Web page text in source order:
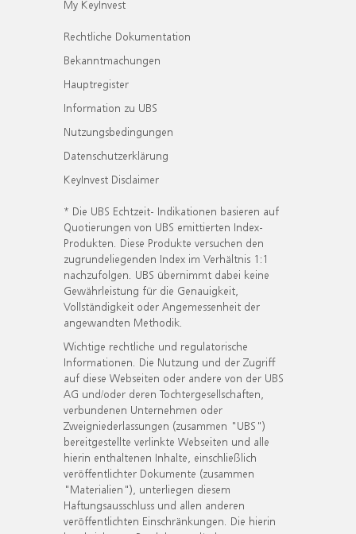
My KeyInvest
Rechtliche Dokumentation
Bekanntmachungen
Hauptregister
Information zu UBS
Nutzungsbedingungen
Datenschutzerklärung
KeyInvest Disclaimer
* Die UBS Echtzeit- Indikationen basieren auf
Quotierungen von UBS emittierten Index-
Produkten. Diese Produkte versuchen den
zugrundeliegenden Index im Verhältnis 1:1
nachzufolgen. UBS übernimmt dabei keine
Gewährleistung für die Genauigkeit,
Vollständigkeit oder Angemessenheit der
angewandten Methodik.
Wichtige rechtliche und regulatorische
Informationen. Die Nutzung und der Zugriff
auf diese Webseiten oder andere von der UBS
AG und/oder deren Tochtergesellschaften,
verbundenen Unternehmen oder
Zweigniederlassungen (zusammen "UBS")
bereitgestellte verlinkte Webseiten und alle
hierin enthaltenen Inhalte, einschließlich
veröffentlichter Dokumente (zusammen
"Materialien"), unterliegen diesem
Haftungsausschluss und allen anderen
veröffentlichten Einschränkungen. Die hierin